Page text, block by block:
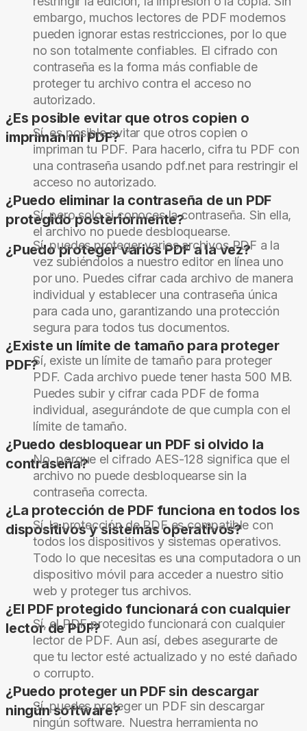
embargo, muchos lectores de PDF modernos
pueden ignorar estas restricciones, por lo que
no son totalmente confiables. El cifrado con
contraseña es la forma más confiable de
proteger tu archivo contra el acceso no
autorizado.
¿Es posible evitar que otros copien o
impriman mi PDF?
Sí, es posible evitar que otros copien o
impriman tu PDF. Para hacerlo, cifra tu PDF con
una contraseña usando pdf.net para restringir el
acceso no autorizado.
¿Puedo eliminar la contraseña de un PDF
protegido posteriormente?
Sí, pero solo si conoces la contraseña. Sin ella,
el archivo no puede desbloquearse.
¿Puedo proteger varios PDF a la vez?
Sí, puedes proteger varios archivos PDF a la
vez subiéndolos a nuestro editor en línea uno
por uno. Puedes cifrar cada archivo de manera
individual y establecer una contraseña única
para cada uno, garantizando una protección
segura para todos tus documentos.
¿Existe un límite de tamaño para proteger
PDF?Sí, existe un límite de tamaño para proteger
PDF. Cada archivo puede tener hasta 500 MB.
Puedes subir y cifrar cada PDF de forma
individual, asegurándote de que cumpla con el
límite de tamaño.
¿Puedo desbloquear un PDF si olvido la
contraseña?
No, porque el cifrado AES-128 significa que el
archivo no puede desbloquearse sin la
contraseña correcta.
¿La protección de PDF funciona en todos los
dispositivos y sistemas operativos?
Sí, la protección de PDF es compatible con
todos los dispositivos y sistemas operativos.
Todo lo que necesitas es una computadora o un
dispositivo móvil para acceder a nuestro sitio
web y proteger tus archivos.
¿El PDF protegido funcionará con cualquier
lector de PDF?
Sí, el PDF protegido funcionará con cualquier
lector de PDF. Aun así, debes asegurarte de
que tu lector esté actualizado y no esté dañado
o corrupto.
¿Puedo proteger un PDF sin descargar
ningún software?
Sí, puedes proteger un PDF sin descargar
ningún software. Nuestra herramienta no